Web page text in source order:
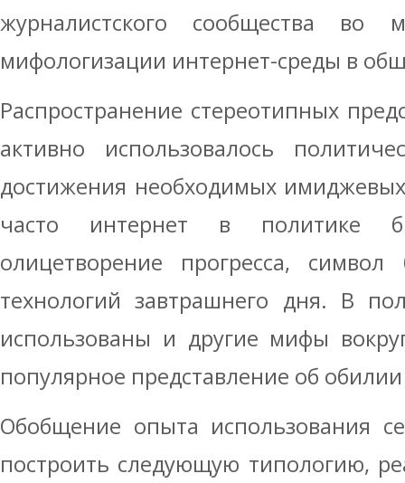
журналистского сообщества во
мифологизации интернет-среды в
Распространение стереотипных
активно использовалось
достижения необходимых
часто интернет в политике
олицетворение прогресса,
технологий завтрашнего дня. В
использованы и другие мифы
популярное представление об
Обобщение опыта использования
построить следующую типологию,